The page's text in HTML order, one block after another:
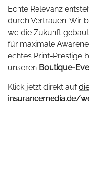
Echte Relevanz
durch Vertrauen. Wir
wo die Zukunft
für maximale
echtes Print-Prestige
unseren Boutique-
Klick jetzt direkt auf
insurancemedia.de/